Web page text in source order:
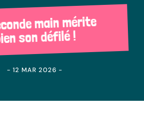
main mérite
son défilé !
- 12 MAR 2026 -